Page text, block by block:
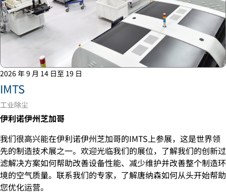
2026 年 9 月 14 日至 19 日
IMTS
工业除尘
伊利诺伊州芝加哥
我们很高兴能在伊利诺伊州芝加哥的IMTS上参展，这是世界领
先的制造技术展之一。欢迎光临我们的展位，了解我们的创新过
滤解决方案如何帮助改善设备性能、减少维护并改善整个制造环
境的空气质量。联系我们的专家，了解唐纳森如何从头开始帮助
您优化运营。